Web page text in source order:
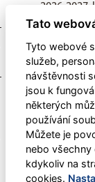
2026-2027,
letním...
Dětský
V sobotu
svátek
Tato
Tyto webové
služeb,
návštěvnosti
jsou k
některých
používání
Můžete je
nebo všechny
kdykoliv na
cookies.